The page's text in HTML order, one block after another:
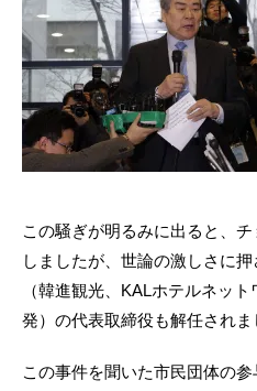
この騒ぎが明るみに出ると、
しましたが、世論の激しさに
（韓進観光、KALホテルネッ
発）の代表取締役も解任されま
この事件を聞いた市民団体の